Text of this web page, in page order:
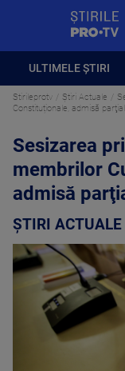
ULTIMELE ȘTIRI
Stirileprotv Știri Actuale
Constituționale, admisă parţial
Sesizarea
membrilor
admisă
ȘTIRI ACTUALE